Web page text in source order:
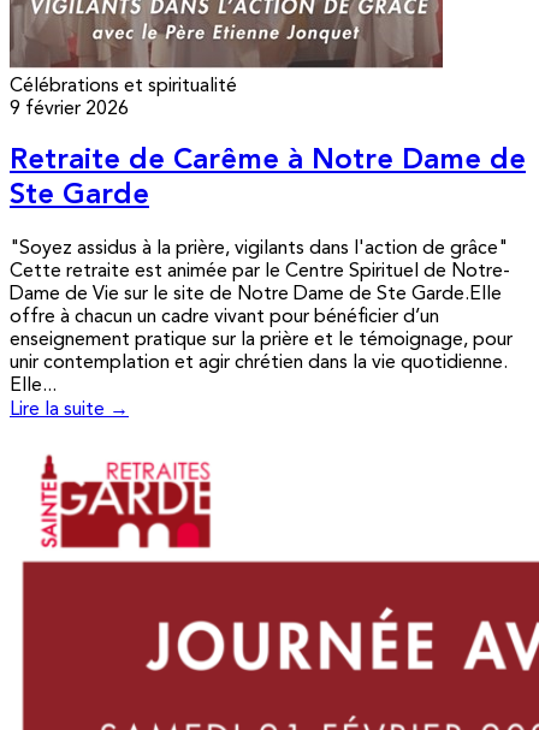
Célébrations et spiritualité
9 février 2026
Retraite de Carême à Notre Dame de
Ste Garde
"Soyez assidus à la prière, vigilants dans l'action de grâce"
Cette retraite est animée par le Centre Spirituel de Notre-
Dame de Vie sur le site de Notre Dame de Ste Garde.Elle
offre à chacun un cadre vivant pour bénéficier d’un
enseignement pratique sur la prière et le témoignage, pour
unir contemplation et agir chrétien dans la vie quotidienne.
Elle...
Lire la suite →